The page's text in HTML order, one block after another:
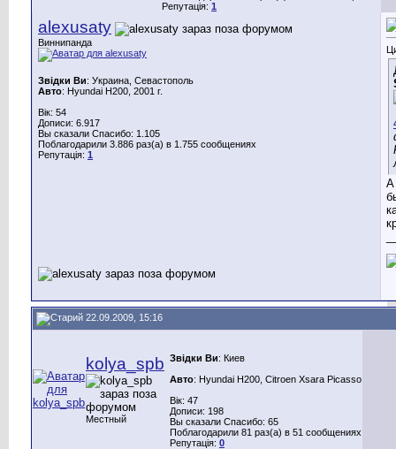
Репутація: 1
alexusaty
Виннипанда
Звідки Ви: Украина, Севастополь
Авто: Hyundai H200, 2001 г.
Вік: 54
Дописи: 6.917
Вы сказали Спасибо: 1.105
Поблагодарили 3.886 раз(а) в 1.755 сообщениях
Репутація: 1
А
22.09.2009, 15:16
kolya_spb
Местный
Звідки Ви: Киев
Авто: Hyundai H200, Citroen Xsara Picasso
Вік: 47
Дописи: 198
Вы сказали Спасибо: 65
Поблагодарили 81 раз(а) в 51 сообщениях
Репутація: 0